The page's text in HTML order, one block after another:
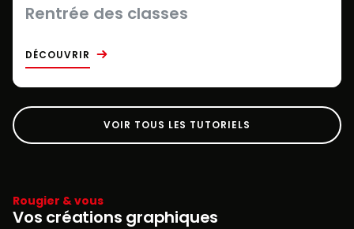
Rentrée des classes
DÉCOUVRIR
VOIR TOUS LES TUTORIELS
Rougier & vous
Vos créations graphiques